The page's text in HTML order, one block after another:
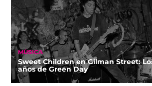
MÚSICA
Sweet Children en Gilman Street:
años de Green Day